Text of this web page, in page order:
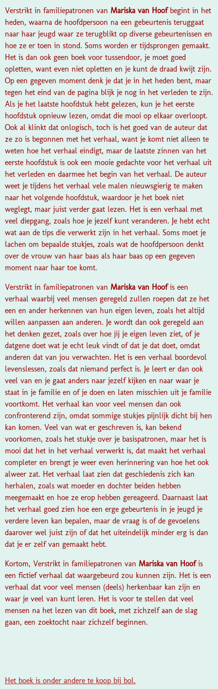
Verstrikt in familiepatronen van Mariska van Hoof begint in het
heden, waarna de hoofdpersoon na een gebeurtenis teruggaat
naar haar jeugd waar ze terugblikt op diverse gebeurtenissen en
hoe ze er toen in stond. Soms worden er tijdsprongen gemaakt.
Het is dan ook geen boek voor tussendoor, je moet goed
opletten, want even niet opletten en je kunt de draad kwijt zijn.
Op een gegeven moment denk je dat je in het heden bent, maar
tegen het eind van de pagina blijk je nog in het verleden te zijn.
Als je het laatste hoofdstuk hebt gelezen, kun je het eerste
hoofdstuk opnieuw lezen, omdat die mooi op elkaar overloopt.
Ook al klinkt dat onlogisch, toch is het goed van de auteur dat
ze zo is begonnen met het verhaal, want je komt niet alleen te
weten hoe het verhaal eindigt, maar de laatste zinnen van het
eerste hoofdstuk is ook een mooie gedachte voor het verhaal uit
het verleden en daarmee het begin van het verhaal. De auteur
weet je tijdens het verhaal vele malen nieuwsgierig te maken
naar het volgende hoofdstuk, waardoor je het boek niet
weglegt, maar juist verder gaat lezen. Het is een verhaal met
veel diepgang, zoals hoe je jezelf kunt veranderen. Je hebt echt
wat aan de tips die verwerkt zijn in het verhaal. Soms moet je
lachen om bepaalde stukjes, zoals wat de hoofdpersoon denkt
over de vrouw van haar baas als haar baas op een gegeven
moment naar haar toe komt.
Verstrikt in familiepatronen van Mariska van Hoof is een
verhaal waarbij veel mensen geregeld zullen roepen dat ze het
een en ander herkennen van hun eigen leven, zoals het altijd
willen aanpassen aan anderen. Je wordt dan ook geregeld aan
het denken gezet, zoals over hoe jij je eigen leven ziet, of je
datgene doet wat je echt leuk vindt of dat je dat doet, omdat
anderen dat van jou verwachten. Het is een verhaal boordevol
levenslessen, zoals dat niemand perfect is. Je leert er dan ook
veel van en je gaat anders naar jezelf kijken en naar waar je
staat in je familie en of je doen en laten misschien uit je familie
voortkomt. Het verhaal kan voor veel mensen dan ook
confronterend zijn, omdat sommige stukjes pijnlijk dicht bij hen
kan komen. Veel van wat er geschreven is, kan bekend
voorkomen, zoals het stukje over je basispatronen, maar het is
mooi dat het in het verhaal verwerkt is, dat maakt het verhaal
completer en brengt je weer even herinnering van hoe het ook
alweer zat. Het verhaal laat zien dat geschiedenis zich kan
herhalen, zoals wat moeder en dochter beiden hebben
meegemaakt en hoe ze erop hebben gereageerd. Daarnaast laat
het verhaal goed zien hoe een erge gebeurtenis in je jeugd je
verdere leven kan bepalen, maar de vraag is of de gevoelens
daarover wel juist zijn of dat het uiteindelijk minder erg is dan
dat je er zelf van gemaakt hebt.
Kortom, Verstrikt in familiepatronen van Mariska van Hoof is
een fictief verhaal dat waargebeurd zou kunnen zijn. Het is een
verhaal dat voor veel mensen (deels) herkenbaar kan zijn en
waar je veel van kunt leren. Het is voor te stellen dat veel
mensen na het lezen van dit boek, met zichzelf aan de slag
gaan, een zoektocht naar zichzelf beginnen.
Het boek is onder andere te koop bij bol.